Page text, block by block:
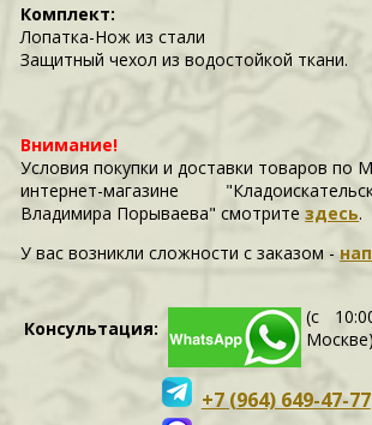
Комплект:
Лопатка-Нож из стали
Защитный чехол из водостойкой ткани.
Внимание!
Условия покупки и доставки товаров по
интернет-магазине
Владимира Порываева" смотритездесь.
У вас возникли сложности c заказом -
Консультация:
(с
Москве)
+7 (964) 649-47-77